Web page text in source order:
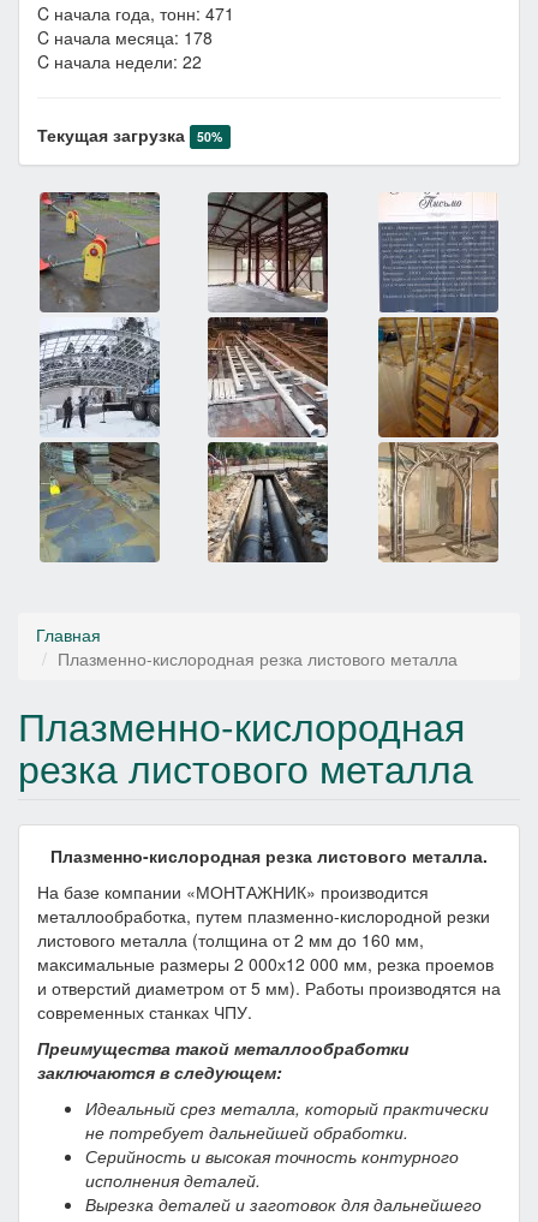
C начала года, тонн: 471
C начала месяца: 178
C начала недели: 22
Текущая загрузка 50%
Главная
Плазменно-кислородная резка листового металла
Плазменно-кислородная
резка листового металла
Плазменно-кислородная резка листового металла.
На базе компании «МОНТАЖНИК» производится
металлообработка, путем плазменно-кислородной резки
листового металла (толщина от 2 мм до 160 мм,
максимальные размеры 2 000х12 000 мм, резка проемов
и отверстий диаметром от 5 мм). Работы производятся на
современных станках ЧПУ.
Преимущества такой металлообработки
заключаются в следующем:
Идеальный срез металла, который практически
не потребует дальнейшей обработки.
Серийность и высокая точность контурного
исполнения деталей.
Вырезка деталей и заготовок для дальнейшего